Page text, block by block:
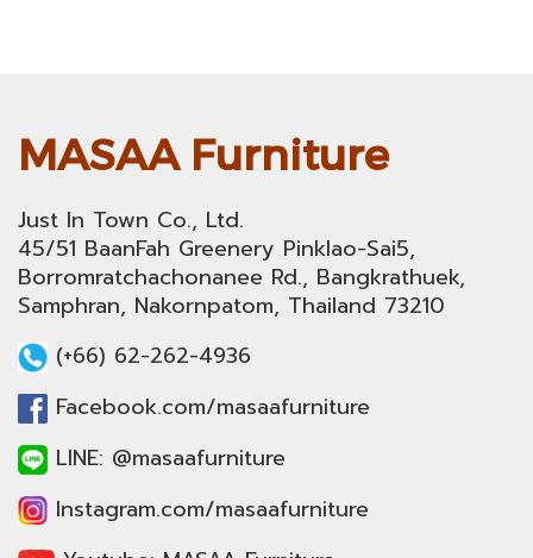
MASAA Furniture
Just In Town Co., Ltd.
45/51 BaanFah Greenery Pinklao-Sai5,
Borromratchachonanee Rd., Bangkrathuek,
Samphran, Nakornpatom, Thailand 73210
(+66) 62-262-4936
Facebook.com/masaafurniture
LINE: @masaafurniture
Instagram.com/masaafurniture